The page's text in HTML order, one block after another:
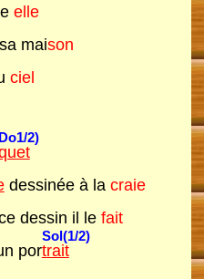
elle
maison
ciel
Do1/2)
dessinée à la craie
dessin il le fait
por
Sol(1/2)
trait